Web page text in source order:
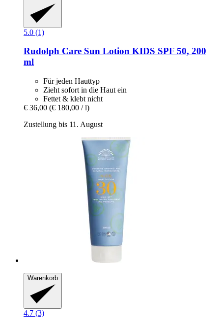
5.0 (1)
Rudolph Care Sun Lotion KIDS SPF 50, 200
ml
Für jeden Hauttyp
Zieht sofort in die Haut ein
Fettet & klebt nicht
€ 36,00 (€ 180,00 / l)
Zustellung bis 11. August
Warenkorb
4.7 (3)